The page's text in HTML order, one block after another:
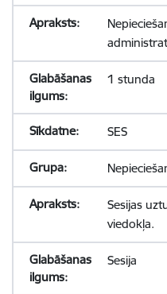
1 stunda
SES
Sesijas
viedokļa.
Sesija